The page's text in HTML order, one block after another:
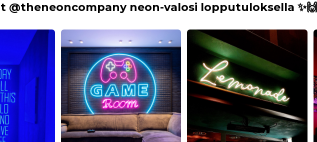
@theneoncompany neon-valosi lopputuloksella ✨🙌